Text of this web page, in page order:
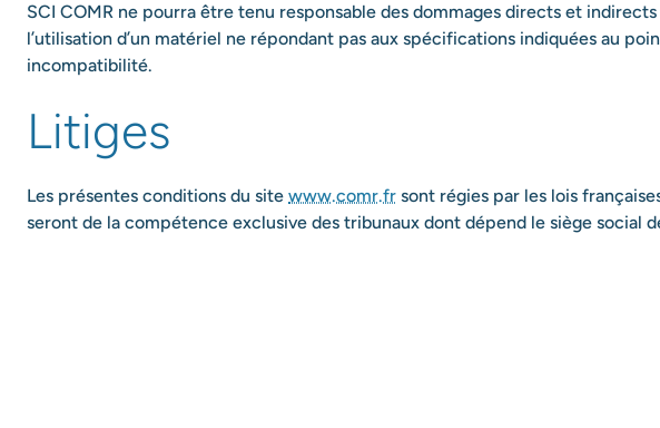
SCI COMR ne pourra être tenu responsable des dommages directs et
l’utilisation d’un matériel ne répondant pas aux spécifications indiquées au
incompatibilité.
Litiges
Les présentes conditions du site www.comr.fr sont régies par les lois
seront de la compétence exclusive des tribunaux dont dépend le siège